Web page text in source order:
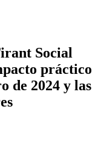
Social
práctico
de 2024 y las